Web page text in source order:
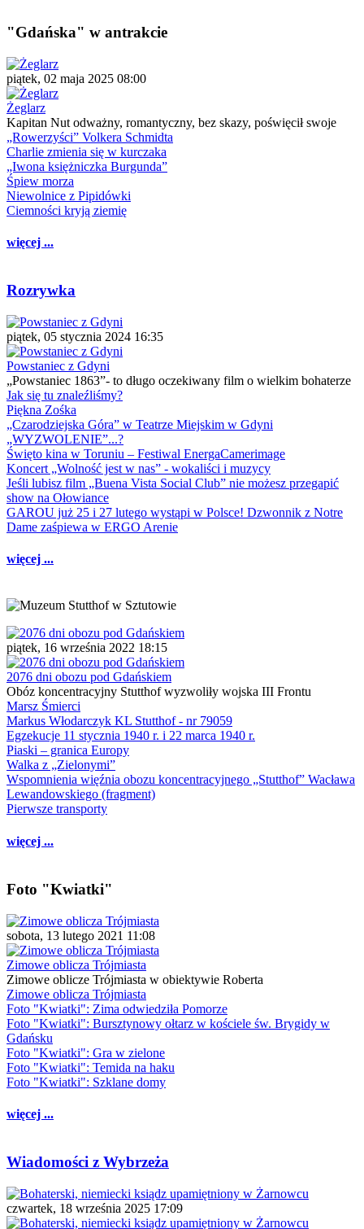
"Gdańska" w antrakcie
piątek, 02 maja 2025 08:00
Żeglarz
Kapitan Nut odważny, romantyczny, bez skazy, poświęcił swoje
„Rowerzyści” Volkera Schmidta
Charlie zmienia się w kurczaka
„Iwona księżniczka Burgunda”
Śpiew morza
Niewolnice z Pipidówki
Ciemności kryją ziemię
więcej ...
Rozrywka
piątek, 05 stycznia 2024 16:35
Powstaniec z Gdyni
„Powstaniec 1863”- to długo oczekiwany film o wielkim bohaterze
Jak się tu znaleźliśmy?
Piękna Zośka
„Czarodziejska Góra” w Teatrze Miejskim w Gdyni
„WYZWOLENIE”...?
Święto kina w Toruniu – Festiwal EnergaCamerimage
Koncert „Wolność jest w nas” - wokaliści i muzycy
Jeśli lubisz film „Buena Vista Social Club” nie możesz przegapić
show na Ołowiance
GAROU już 25 i 27 lutego wystąpi w Polsce! Dzwonnik z Notre
Dame zaśpiewa w ERGO Arenie
więcej ...
piątek, 16 września 2022 18:15
2076 dni obozu pod Gdańskiem
Obóz koncentracyjny Stutthof wyzwoliły wojska III Frontu
Marsz Śmierci
Markus Włodarczyk KL Stutthof - nr 79059
Egzekucje 11 stycznia 1940 r. i 22 marca 1940 r.
Piaski – granica Europy
Walka z „Zielonymi”
Wspomnienia więźnia obozu koncentracyjnego „Stutthof” Wacława
Lewandowskiego (fragment)
Pierwsze transporty
więcej ...
Foto "Kwiatki"
sobota, 13 lutego 2021 11:08
Zimowe oblicza Trójmiasta
Zimowe oblicze Trójmiasta w obiektywie Roberta
Zimowe oblicza Trójmiasta
Foto "Kwiatki": Zima odwiedziła Pomorze
Foto "Kwiatki": Bursztynowy ołtarz w kościele św. Brygidy w
Gdańsku
Foto "Kwiatki": Gra w zielone
Foto "Kwiatki": Temida na haku
Foto "Kwiatki": Szklane domy
więcej ...
Wiadomości z Wybrzeża
czwartek, 18 września 2025 17:09